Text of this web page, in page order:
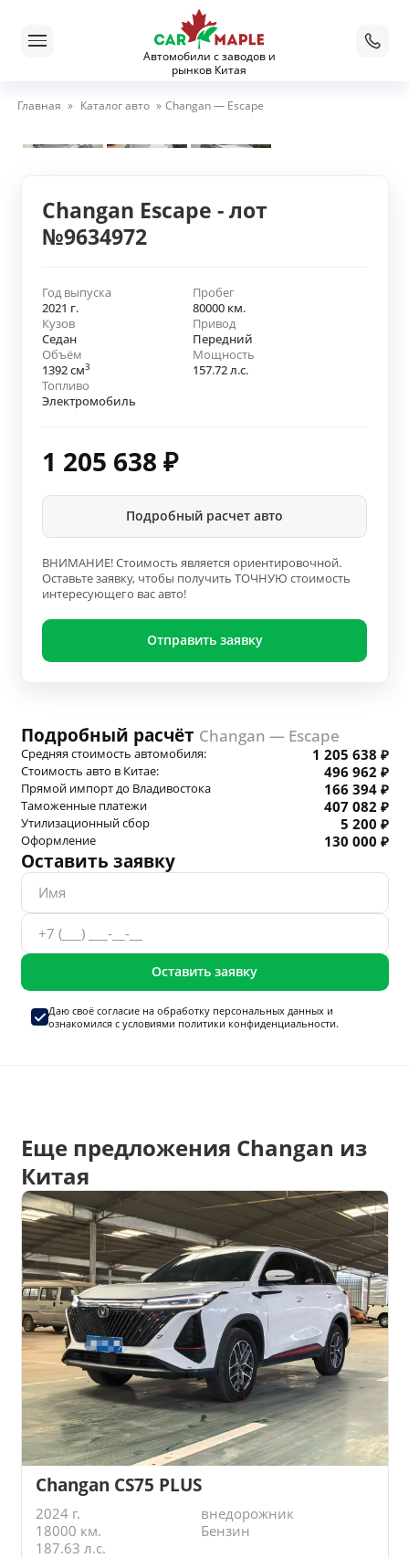
Автомобили с заводов и
рынков Китая
Главная » Каталог авто » Changan — Escape
Changan Escape - лот
№9634972
Год выпуска
2021 г.
Пробег
80000 км.
Кузов
Седан
Привод
Передний
Объём
1392 см3
Мощность
157.72 л.с.
Топливо
Электромобиль
1 205 638 ₽
Подробный расчет авто
ВНИМАНИЕ! Стоимость является ориентировочной.
Оставьте заявку, чтобы получить ТОЧНУЮ стоимость
интересующего вас авто!
Отправить заявку
Подробный расчёт Changan — Escape
Средняя стоимость автомобиля: 1 205 638 ₽
Стоимость авто в Китае: 496 962 ₽
Прямой импорт до Владивостока 166 394 ₽
Таможенные платежи 407 082 ₽
Утилизационный сбор 5 200 ₽
Оформление 130 000 ₽
Оставить заявку
Оставить заявку
Даю своё согласие на обработку персональных данныхи
ознакомился с условиями политики конфиденциальности.
Еще предложения Changan из
Китая
Changan CS75 PLUS
2024 г.
внедорожник
18000 км.
Бензин
187.63 л.с.